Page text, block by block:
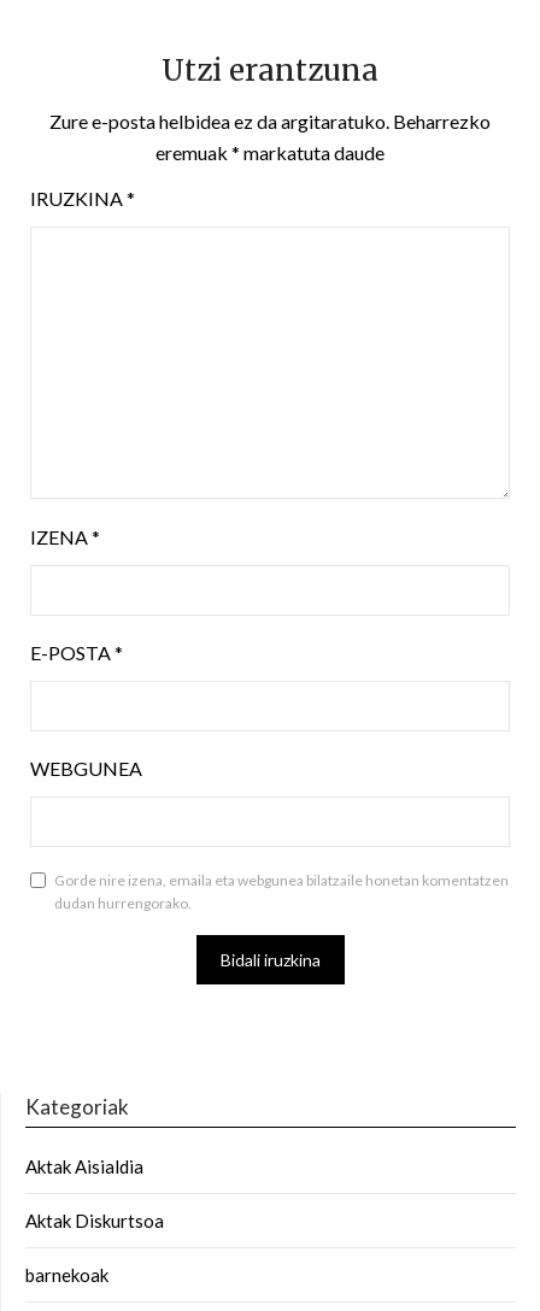
Utzi erantzuna
Zure e-posta helbidea ez da argitaratuko. Beharrezko
eremuak * markatuta daude
IRUZKINA*
IZENA*
E-POSTA*
WEBGUNEA
Gorde nire izena, emaila eta webgunea bilatzaile honetan komentatzen
dudan hurrengorako.
Kategoriak
Aktak Aisialdia
Aktak Diskurtsoa
barnekoak